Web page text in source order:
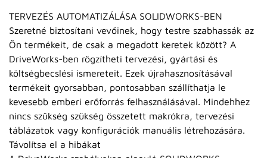
Érdekel
TERVEZÉS AUTOMATIZÁLÁSA SOLIDWORKS-BEN
Szeretné biztosítani vevőinek, hogy testre szabhassák az
Ön termékeit, de csak a megadott keretek között? A
DriveWorks-ben rögzítheti tervezési, gyártási és
költségbecslési ismereteit. Ezek újrahasznosításával
termékeit gyorsabban, pontosabban szállíthatja le
kevesebb emberi erőforrás felhasználásával. Mindehhez
nincs szükség szükség összetett makrókra, tervezési
táblázatok vagy konfigurációk manuális létrehozására.
Távolítsa el a hibákat